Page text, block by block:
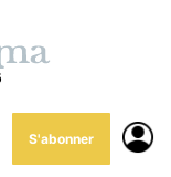
S'abonner